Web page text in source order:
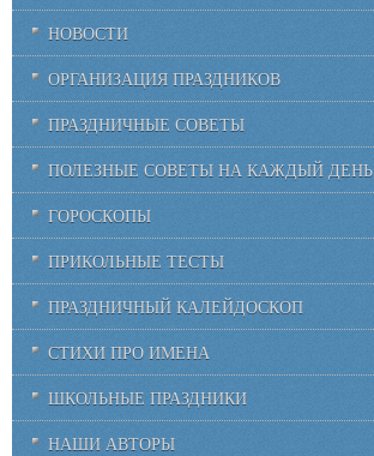
НОВОСТИ
ОРГАНИЗАЦИЯ ПРАЗДНИКОВ
ПРАЗДНИЧНЫЕ СОВЕТЫ
ПОЛЕЗНЫЕ СОВЕТЫ НА КАЖДЫЙ ДЕНЬ
ГОРОСКОПЫ
ПРИКОЛЬНЫЕ ТЕСТЫ
ПРАЗДНИЧНЫЙ КАЛЕЙДОСКОП
СТИХИ ПРО ИМЕНА
ШКОЛЬНЫЕ ПРАЗДНИКИ
НАШИ АВТОРЫ